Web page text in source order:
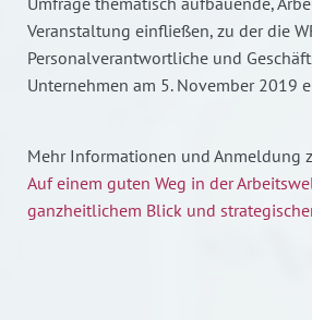
Veranstaltung einfließen, zu der die
Personalverantwortliche und
Unternehmen am 5. November 2019
Mehr Informationen und Anmeldung
Auf einem guten Weg in der
ganzheitlichem Blick und